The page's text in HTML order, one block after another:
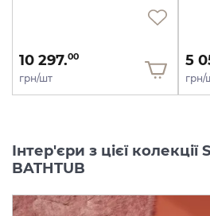
10 297.00
грн/шт
5
грн/
Інтер'єри з цієї колекції
BATHTUB